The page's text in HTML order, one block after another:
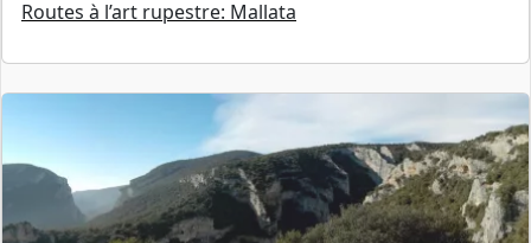
Routes à l’art rupestre: Mallata